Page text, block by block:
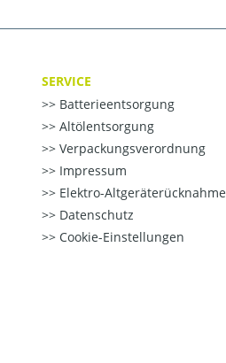
SERVICE
Batterieentsorgung
Altölentsorgung
Verpackungsverordnung
Impressum
Elektro-Altgeräterücknahme
Datenschutz
Cookie-Einstellungen